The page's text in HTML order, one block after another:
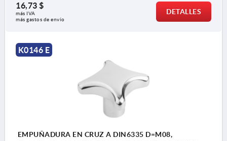
16,73 $
más IVA
más gastos de envío
DETALLES
K0146 E
EMPUÑADURA EN CRUZ A DIN6335 D=M08,